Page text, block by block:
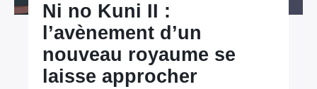
Ni no Kuni II :
l’avènement d’un
nouveau royaume se
laisse approcher